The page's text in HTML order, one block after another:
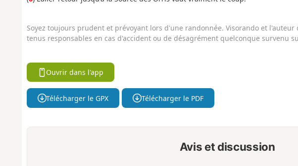
Soyez toujours prudent et prévoyant lors d'une randonnée. Visorando et
tenus responsables en cas d'accident ou de désagrément quelconque survenu
Ouvrir dans l'app
Télécharger le GPX Télécharger le PDF
Avis et discussion